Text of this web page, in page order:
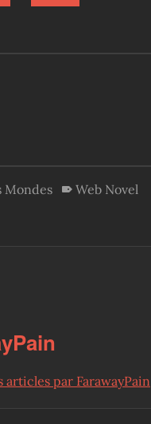
Mondes Web Novel
articles par FarawayPain